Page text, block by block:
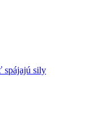
spájajú sily